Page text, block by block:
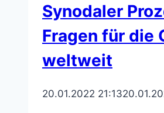
St.
Liborius.
Synodaler
Fragen für die
weltweit
20.01.2022 21:13